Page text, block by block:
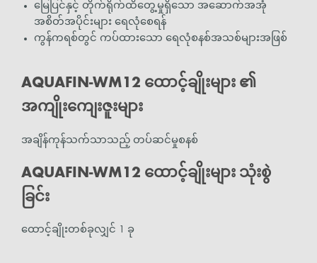
မြေပြင်နှင့် တိုက်ရိုက်ထိတွေ့မှုရှိသော အဆောက်အအုံ
အစိတ်အပိုင်းများ ရေလုံစေရန်
ကွန်ကရစ်တွင် ကပ်ထားသော ရေလုံစနစ်အသစ်များအဖြစ်
AQUAFIN-WM12 ထောင့်ချိုးများ ၏
အကျိုးကျေးဇူးများ
အချိန်ကုန်သက်သာသည့် တပ်ဆင်မှုစနစ်
AQUAFIN-WM12 ထောင့်ချိုးများ သုံးစွဲ
ခြင်း
ထောင့်ချိုးတစ်ခုလျှင် 1 ခု